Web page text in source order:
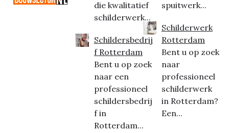
die kwalitatief
schilderwerk...
Schildersbedrij
f Rotterdam
Bent u op zoek
naar een
professioneel
schildersbedrij
f in
Rotterdam...
spuitwerk...
Schilderwerk
Rotterdam
Bent u op zoek
naar
professioneel
schilderwerk
in Rotterdam?
Een...